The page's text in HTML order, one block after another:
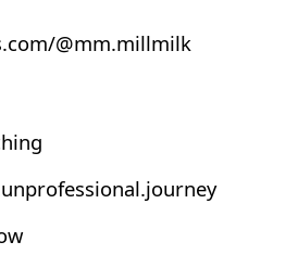
@mm.millmilk